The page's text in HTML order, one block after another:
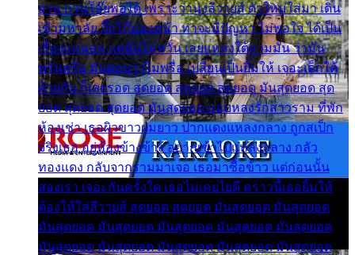
ยวน กวนโอ๊ยพอได้ เพราะว่านุ่งลีวายส์ ตัวใหม่ใส่มา เดิน
เข้ามหาลัย จิ๊กโก๊มองหน้า ท่าจะมีปัญหา ไม่พอใจ ได้เป็น
เรื่องแน่นอน แต่ฉันไม่หวั่น เลยแหลงใต้ถามมัน ว่ามัน
พรั่นพรือ มันตอบว่าไม่พรื่อ เปลี่ยนเป็นยิ้มให้ เจอะเด็กใต้
ด้วยกัน ก็เลยรอด สุดยอด สุดยอด สุดยอด มันสุดยอด สุด
ยอด สุดยอด สุดยอด มันสุดยอด แอบหลงรักสาวราม ที่พัก
ห้องเช่า เธอผิวขาวผมยาว ปากแดงแหลงกลาง ถูกสเป็ก
จริงเธอ อยู่ห้องข้างข้าง อยากเข้าไปแหลงกลาง กลัว
ทองแดง กลับจากรามมาเจอ เธอมาซื้อข้าว แต่ก่อนนั้น
สองเรา เจอะกันครั้งใด เธอไม่เคยไยดี คราวนี้เธอยิ้มให้
ต้องให้ใส่ลีวายส์ สุดยอด สุดยอด มันสุดยอด มันสุดยอด
มันสุดยอด มันสุดยอด มันสุดยอด มันสุดยอด มันสุดยอด
มันสุดยอด มันสุดยอด มันสุดยอด มันสุดยอด มันสุดยอด